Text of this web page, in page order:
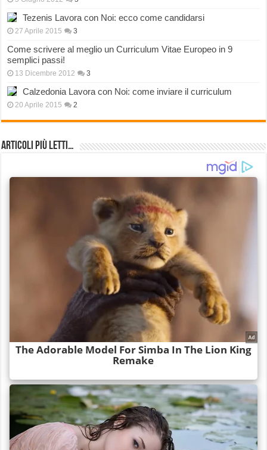
Tezenis Lavora con Noi: ecco come candidarsi
27 Aprile 2015 3
Come scrivere al meglio un Curriculum Vitae Europeo in 9
semplici passi!
13 Dicembre 2012 3
Calzedonia Lavora con Noi: come inviare il curriculum
20 Aprile 2015 2
Articoli più Letti…